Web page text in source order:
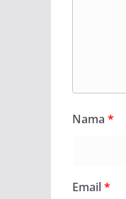
Nama *
Email*